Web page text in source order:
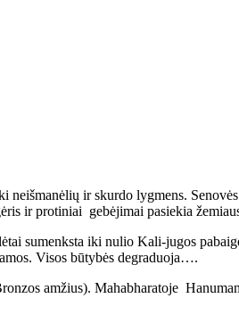
neišmanėlių ir skurdo lygmens.
ir protiniai gebėjimai pasiekia
sumenksta iki nulio Kali-jugos
Visos būtybės degraduoja….
amžius). Mahabharatoje